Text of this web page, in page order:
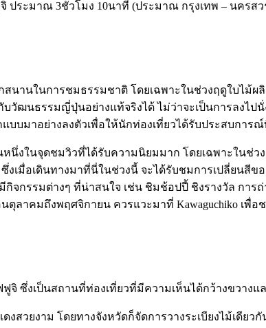
ประมาณ 3ชั่วโมง 10นาที (ประมาณ กรุงเทพ – นครส
นในการชมธรรมชาติ โดยเฉพาะในช่วงฤดูใบไม้ผลิ
ฒนธรรมญี่ปุ่นอย่างแท้จริงได้ ไม่ว่าจะเป็นการลงไป
บมาอย่างลงตัวเพื่อให้นักท่องเที่ยวได้รับประสบการ
หนึ่งในจุดชมวิวที่ได้รับความนิยมมาก โดยเฉพาะในช่
มื่อเดินทางมาที่นี่ในช่วงนี้ จะได้รับชมการเปลี่ยนสีข
จกรรมต่างๆ ที่น่าสนใจ เช่น ชิมช้อปปี้ ชิงรางวัล การ
ลาคมถึงพฤศจิกายน ควรแวะมาที่ Kawaguchiko เพื่
ซึ่งเป็นสถานที่ท่องเที่ยวที่มีความเห็นได้กว้างขวางแ
สวยงาม โดยทางจังหวัดก็จัดการวางระเบียงไม้เดีย